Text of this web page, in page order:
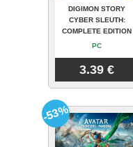
DIGIMON STORY
CYBER SLEUTH:
COMPLETE EDITION
PC
3.39 €
-53%